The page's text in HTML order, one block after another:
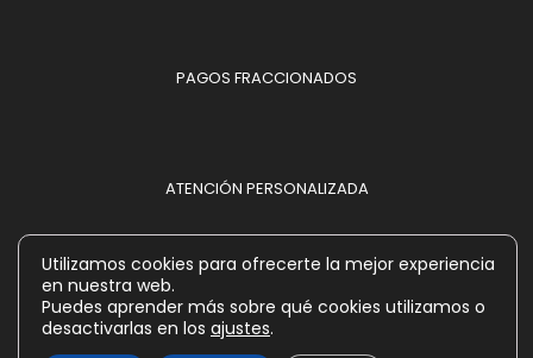
PAGOS FRACCIONADOS
ATENCIÓN PERSONALIZADA
MÉTODOS DE PAGO ACEPTADOS
Utilizamos cookies para ofrecerte la mejor experiencia
en nuestra web.
Puedes aprender más sobre qué cookies utilizamos o
desactivarlas en los ajustes.